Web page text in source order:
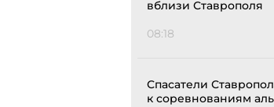
вблизи Ставрополя
08:18
Спасатели
к соревнованиям